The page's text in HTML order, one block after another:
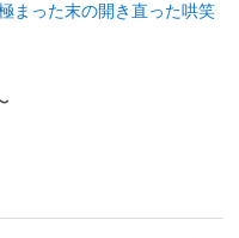
まった末の開き直った哄笑